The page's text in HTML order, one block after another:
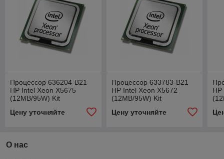
Процессор 636204-B21
HP Intel Xeon X5675
(12MB/95W) Kit
Цену уточняйте
Процессор 633783-B21
HP Intel Xeon X5672
(12MB/95W) Kit
Цену уточняйте
О нас